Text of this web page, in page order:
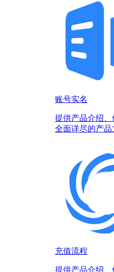
账号实名
提供产品介绍
全面详尽的产品
充值流程
提供产品介绍